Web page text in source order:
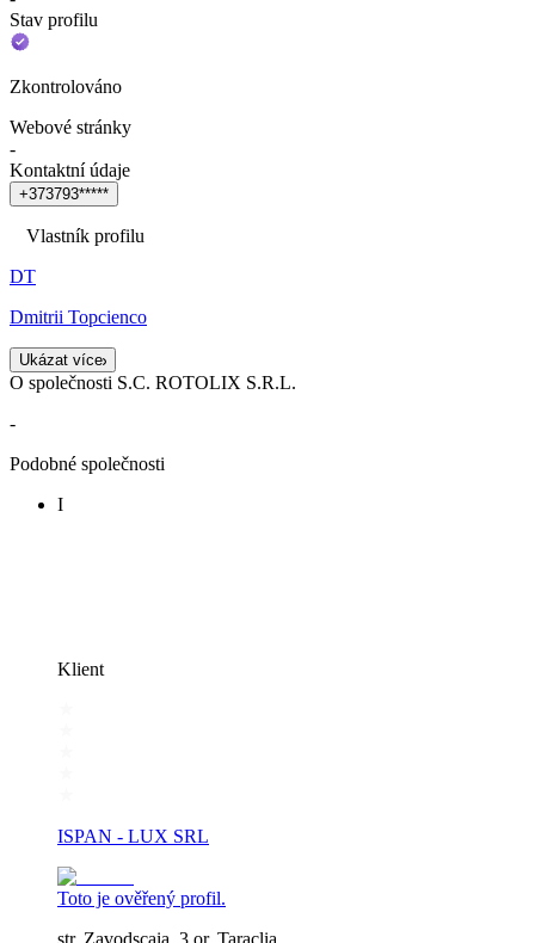
Stav profilu
Zkontrolováno
Webové stránky
-
Kontaktní údaje
+373793*****
Vlastník profilu
DT
Dmitrii Topcienco
Ukázat více
O společnosti S.C. ROTOLIX S.R.L.
-
Podobné společnosti
I
Klient
ISPAN - LUX SRL
Toto je ověřený profil.
str. Zavodscaia, 3 or. Taraclia